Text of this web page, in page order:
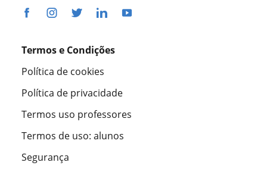
Termos e Condições
Política de cookies
Política de privacidade
Termos uso professores
Termos de uso: alunos
Segurança